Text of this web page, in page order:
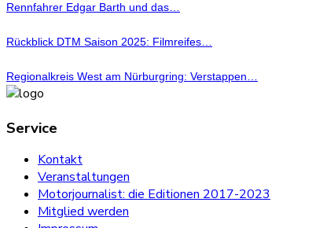
Rennfahrer Edgar Barth und das…
Rückblick DTM Saison 2025: Filmreifes…
Regionalkreis West am Nürburgring: Verstappen…
Service
Kontakt
Veranstaltungen
Motorjournalist: die Editionen 2017-2023
Mitglied werden